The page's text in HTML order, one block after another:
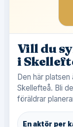
Vill du
i
Den här
Skellefteå. Bli
föräldrar
En aktör per